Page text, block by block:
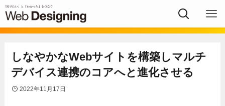
しなやかなWebサイトを構築しマルチ
デバイス連携のコアへと進化させる
2022年11月17日